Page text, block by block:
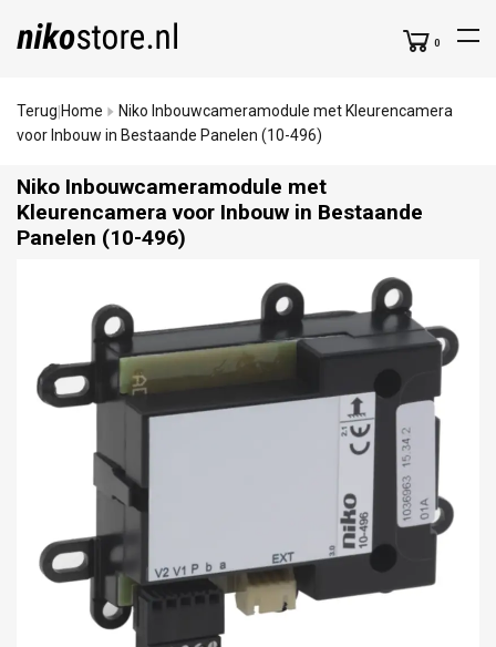
0
Terug Home
Niko Inbouwcameramodule met Kleurencamera
voor Inbouw in Bestaande Panelen (10-496)
Niko Inbouwcameramodule met
Kleurencamera voor Inbouw in Bestaande
Panelen (10-496)